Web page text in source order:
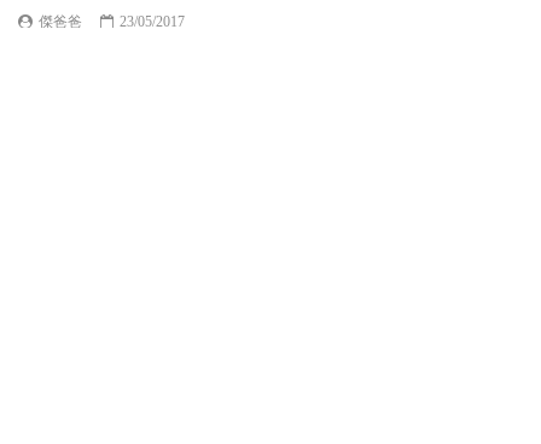
傑爸爸 23/05/2017